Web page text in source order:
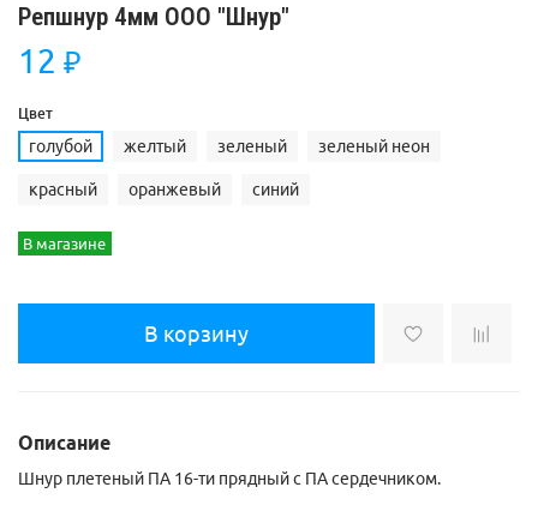
Репшнур 4мм ООО "Шнур"
12 ₽
Цвет
голубой желтый зеленый зеленый неон
красный оранжевый синий
В магазине
В корзину
Описание
Шнур плетеный ПА 16-ти прядный с ПА сердечником.